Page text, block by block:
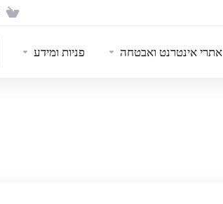
אתרי אינטרנט ואבטחה פניות ומידע